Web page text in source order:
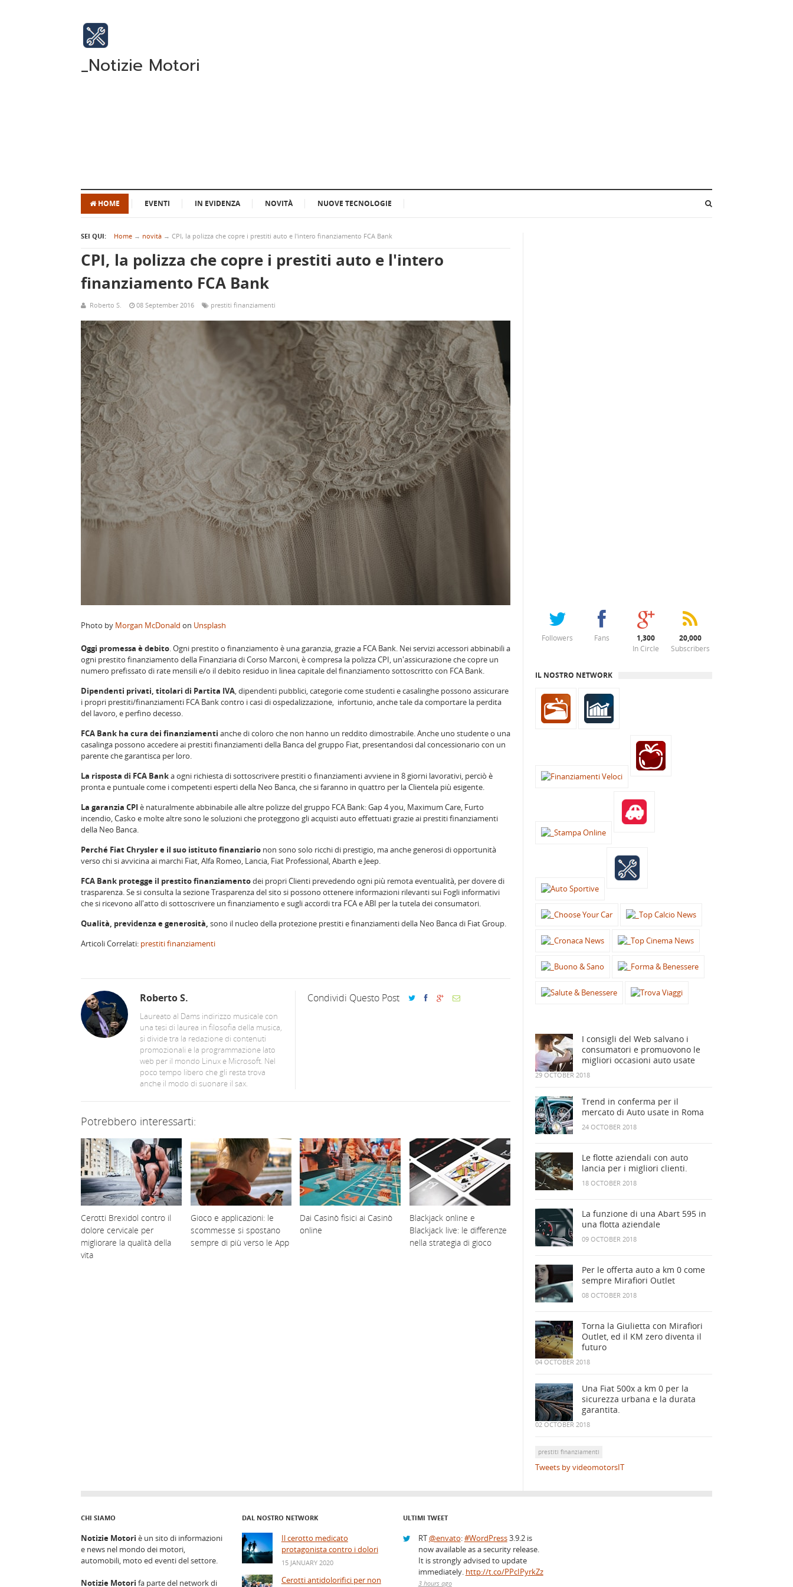
_Notizie Motori
HOME EVENTI IN EVIDENZA NOVITÀ NUOVE TECNOLOGIE
SEI QUI: Home → novità → CPI, la polizza che copre i prestiti auto e l'intero finanziamento FCA Bank
CPI, la polizza che copre i prestiti auto e l'intero
finanziamento FCA Bank
Roberto S. 08 September 2016 prestiti finanziamenti
Photo by Morgan McDonald on Unsplash
Oggi promessa è debito. Ogni prestito o finanziamento è una garanzia, grazie a FCA Bank. Nei servizi accessori abbinabili a
ogni prestito finanziamento della Finanziaria di Corso Marconi, è compresa la polizza CPI, un'assicurazione che copre un
numero prefissato di rate mensili e/o il debito residuo in linea capitale del finanziamento sottoscritto con FCA Bank.
Dipendenti privati, titolari di Partita IVA, dipendenti pubblici, categorie come studenti e casalinghe possono assicurare
i propri prestiti/finanziamenti FCA Bank contro i casi di ospedalizzazione, infortunio, anche tale da comportare la perdita
del lavoro, e perfino decesso.
FCA Bank ha cura dei finanziamenti anche di coloro che non hanno un reddito dimostrabile. Anche uno studente o una
casalinga possono accedere ai prestiti finanziamenti della Banca del gruppo Fiat, presentandosi dal concessionario con un
parente che garantisca per loro.
La risposta di FCA Banka ogni richiesta di sottoscrivere prestiti o finanziamenti avviene in 8 giorni lavorativi, perciò è
pronta e puntuale come i competenti esperti della Neo Banca, che si faranno in quattro per la Clientela più esigente.
La garanzia CPIè naturalmente abbinabile alle altre polizze del gruppo FCA Bank: Gap 4 you, Maximum Care, Furto
incendio, Casko e molte altre sono le soluzioni che proteggono gli acquisti auto effettuati grazie ai prestiti finanziamenti
della Neo Banca.
Perché Fiat Chrysler e il suo istituto finanziario non sono solo ricchi di prestigio, ma anche generosi di opportunità
verso chi si avvicina ai marchi Fiat, Alfa Romeo, Lancia, Fiat Professional, Abarth e Jeep.
FCA Bank protegge il prestito finanziamentodei propri Clienti prevedendo ogni più remota eventualità, per dovere di
trasparenza. Se si consulta la sezione Trasparenza del sito si possono ottenere informazioni rilevanti sui Fogli informativi
che si ricevono all'atto di sottoscrivere un finanziamento e sugli accordi tra FCA e ABI per la tutela dei consumatori.
Qualità, previdenza e generosità, sono il nucleo della protezione prestiti e finanziamenti della Neo Banca di Fiat Group.
Articoli Correlati: prestiti finanziamenti
Roberto S.
Laureato al Dams indirizzo musicale con
una tesi di laurea in filosofia della musica,
si divide tra la redazione di contenuti
promozionali e la programmazione lato
web per il mondo Linux e Microsoft. Nel
poco tempo libero che gli resta trova
anche il modo di suonare il sax.
Condividi Questo Post
Potrebbero interessarti:
Cerotti Brexidol contro il
dolore cervicale per
migliorare la qualità della
vita
Gioco e applicazioni: le
scommesse si spostano
sempre di più verso le App
Dai Casinò fisici ai Casinò
online
Blackjack online e
Blackjack live: le differenze
nella strategia di gioco
Followers Fans
1,300
In Circle
20,000
Subscribers
IL NOSTRO NETWORK
I consigli del Web salvano i
consumatori e promuovono le
migliori occasioni auto usate
29 OCTOBER 2018
Trend in conferma per il
mercato di Auto usate in Roma
24 OCTOBER 2018
Le flotte aziendali con auto
lancia per i migliori clienti.
18 OCTOBER 2018
La funzione di una Abart 595 in
una flotta aziendale
09 OCTOBER 2018
Per le offerta auto a km 0 come
sempre Mirafiori Outlet
08 OCTOBER 2018
Torna la Giulietta con Mirafiori
Outlet, ed il KM zero diventa il
futuro
04 OCTOBER 2018
Una Fiat 500x a km 0 per la
sicurezza urbana e la durata
garantita.
02 OCTOBER 2018
prestiti finanziamenti
Tweets by videomotorsIT
CHI SIAMO
Notizie Motori è un sito di informazioni
e news nel mondo dei motori,
automobili, moto ed eventi del settore.
Notizie Motori fa parte del network di
DAL NOSTRO NETWORK
Il cerotto medicato
protagonista contro i dolori
15 JANUARY 2020
Cerotti antidolorifici per non
ULTIMI TWEET
RT@envato:#WordPress3.9.2 is
now available as a security release.
It is strongly advised to update
immediately. http://t.co/PPcIPyrkZz
3 hours ago